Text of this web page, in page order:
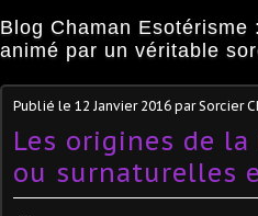
Blog Chaman
animé par un véritable
Publié le 12 Janvier 2016 par Sorcier
Les origines de
ou surnaturelles